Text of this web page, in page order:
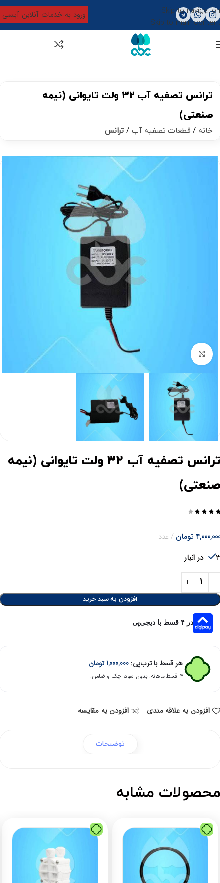
Skip to navigation
Skip to main content
ورود به خدمات آنلاین آبسی
ترانس تصفیه آب ۳۲ ولت تایوانی (نیمه
صنعتی)
خانه قطعات تصفیه آب ترانس
برای بزرگنمایی کلیک کنید
ترانس تصفیه آب ۳۲ ولت تایوانی (نیمه




تومان
عدد
افزودن به سبد خرید
در ۴ قسط با دیجی‌پی
هر قسط با ترب‌پی: 1,000,000 تومان
۴ قسط ماهانه. بدون سود، چک و ضامن.
افزودن به علاقه مندی افزودن به مقایسه
توضیحات
محصولات مشابه